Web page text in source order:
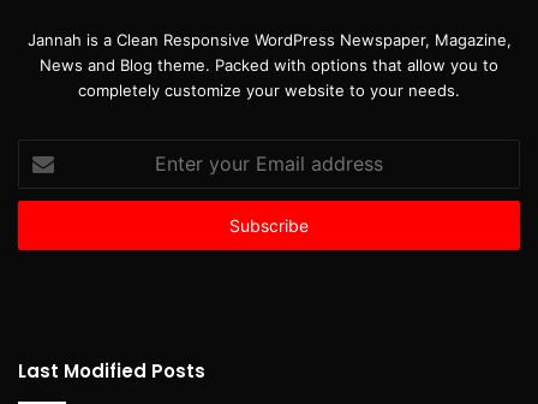
Jannah is a Clean Responsive WordPress Newspaper, Magazine,
News and Blog theme. Packed with options that allow you to
completely customize your website to your needs.
Enter
your
Email
Last Modified Posts